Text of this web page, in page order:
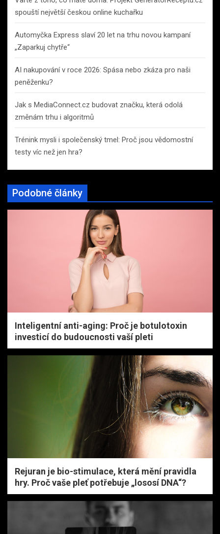
spouští největší českou online kuchařku
Automyčka Express slaví 20 let na trhu novou kampaní
„Zaparkuj chytře“
AI nakupování v roce 2026: Spása nebo zkáza pro naši
peněženku?
Jak s MediaConnect.cz budovat značku, která odolá
změnám trhu i algoritmů
Trénink mysli i společenský tmel: Proč jsou vědomostní
testy víc než jen hra?
Podobné články
Inteligentní anti-aging: Proč je botulotoxin
investicí do budoucnosti vaší pleti
Rejuran je bio-stimulace, která mění pravidla
hry. Proč vaše pleť potřebuje „lososí DNA“?